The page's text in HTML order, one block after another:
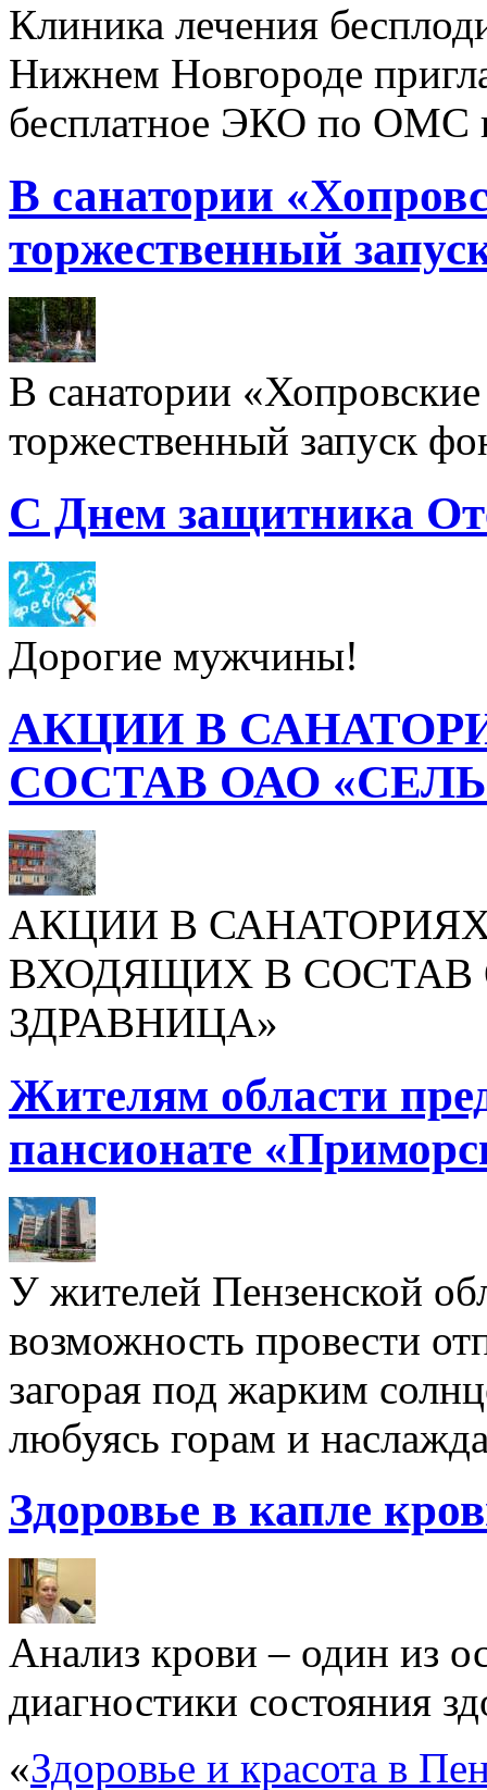
Клиника лечения
Нижнем Новгороде
бесплатное ЭКО по ОМС
В санатории
торжественный
В санатории «Хопровские
торжественный запуск
С Днем защитника
Дорогие мужчины!
АКЦИИ В
СОСТАВ ОАО
АКЦИИ В
ВХОДЯЩИХ В СОСТАВ
ЗДРАВНИЦА»
Жителям области
пансионате
У жителей Пензенской
возможность провести
загорая под жарким
любуясь горам и
Здоровье в капле
Анализ крови – один из
диагностики состояния
«Здоровье и красота в